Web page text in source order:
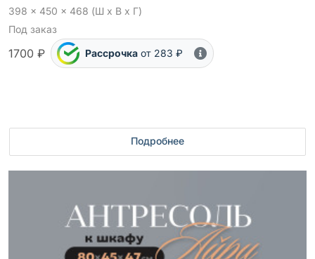
398 x 450 x 468 (Ш x В x Г)
Под заказ
1700 ₽ Рассрочка от 283 ₽
Подробнее